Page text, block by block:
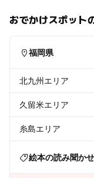
おでかけスポット
福岡県
北九州エリア
久留米エリア
糸島エリア
絵本の読み聞かせ